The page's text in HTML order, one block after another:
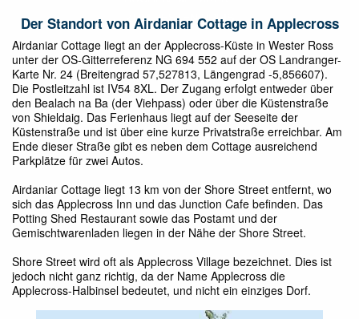
Der Standort von Airdaniar Cottage in Applecross
Airdaniar Cottage liegt an der Applecross-Küste in Wester Ross
unter der OS-Gitterreferenz NG 694 552 auf der OS Landranger-
Karte Nr. 24 (Breitengrad 57,527813, Längengrad -5,856607).
Die Postleitzahl ist IV54 8XL. Der Zugang erfolgt entweder über
den Bealach na Ba (der Viehpass) oder über die Küstenstraße
von Shieldaig. Das Ferienhaus liegt auf der Seeseite der
Küstenstraße und ist über eine kurze Privatstraße erreichbar. Am
Ende dieser Straße gibt es neben dem Cottage ausreichend
Parkplätze für zwei Autos.
Airdaniar Cottage liegt 13 km von der Shore Street entfernt, wo
sich das Applecross Inn und das Junction Cafe befinden. Das
Potting Shed Restaurant sowie das Postamt und der
Gemischtwarenladen liegen in der Nähe der Shore Street.
Shore Street wird oft als Applecross Village bezeichnet. Dies ist
jedoch nicht ganz richtig, da der Name Applecross die
Applecross-Halbinsel bedeutet, und nicht ein einziges Dorf.